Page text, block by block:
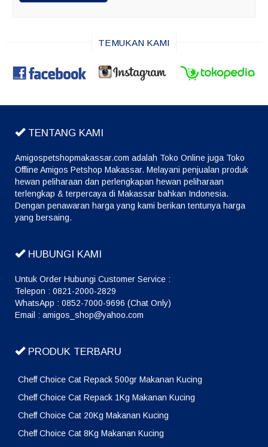
TEMUKAN KAMI
TENTANG KAMI
Amigospetshopmakassar.com adalah Toko Online juga Toko
Offline Amigos Petshop Makassar. Melayani penjualan produk
hewan peliharaan dan perlengkapan hewan peliharaan
terlengkap & terpercaya di Makassar bahkan Indonesia.
Dengan penawaran harga yang kami berikan tentunya harga
yang bersaing.
HUBUNGI KAMI
Untuk Order Hubungi Customer Service :
Telepon : 0821-2000-2829
WhatsApp : 0852-7000-9696 (Chat Only)
Email : amigos_shop@yahoo.com
PRODUK TERBARU
Cheff Choice Cat Repack 500gr Makanan Kucing
Cheff Choice Cat Repack 1Kg Makanan Kucing
Cheff Choice Cat 20Kg Makanan Kucing
Cheff Choice Cat 8Kg Makanan Kucing